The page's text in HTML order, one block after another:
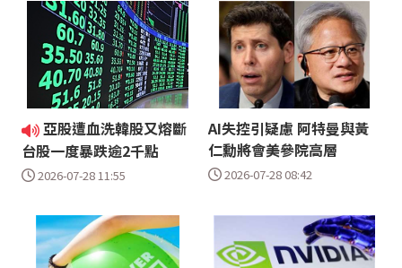
亞股遭血洗韓股又熔斷
台股一度暴跌逾2千點
2026-07-28 11:55
AI失控引疑慮 阿特曼與黃
仁勳將會美參院高層
2026-07-28 08:42